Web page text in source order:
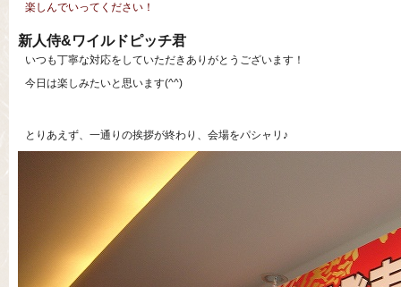
楽しんでいってください！
新人侍&ワイルドピッチ君
いつも丁寧な対応をしていただきありがとうございます！
今日は楽しみたいと思います(^^)
とりあえず、一通りの挨拶が終わり、会場をパシャリ♪